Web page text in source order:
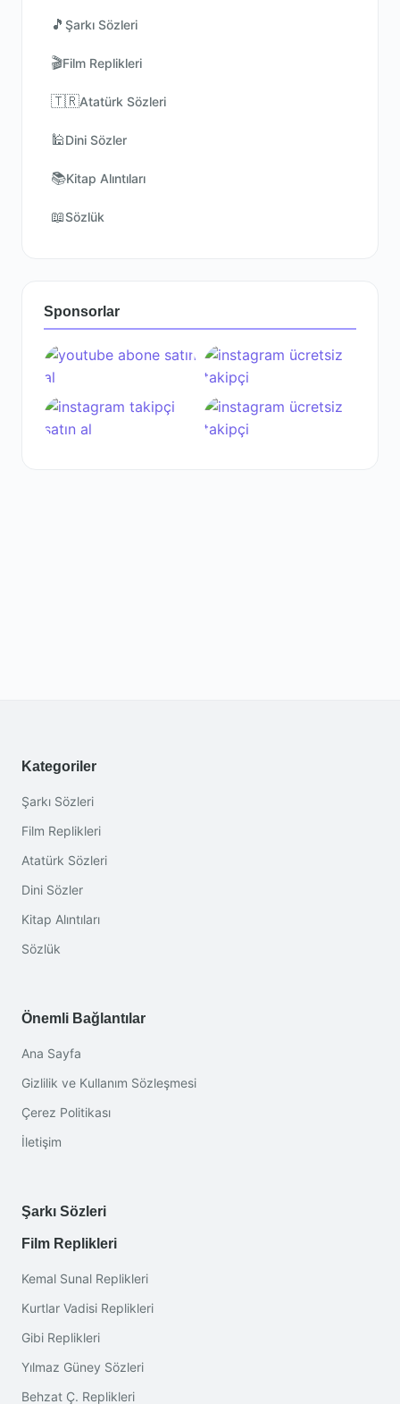
🎵 Şarkı Sözleri
🎬Film Replikleri
🇹🇷Atatürk Sözleri
🕌Dini Sözler
📚Kitap Alıntıları
📖Sözlük
Sponsorlar
Kategoriler
Şarkı Sözleri
Film Replikleri
Atatürk Sözleri
Dini Sözler
Kitap Alıntıları
Sözlük
Önemli Bağlantılar
Ana Sayfa
Gizlilik ve Kullanım Sözleşmesi
Çerez Politikası
İletişim
Şarkı Sözleri
Film Replikleri
Kemal Sunal Replikleri
Kurtlar Vadisi Replikleri
Gibi Replikleri
Yılmaz Güney Sözleri
Behzat Ç. Replikleri